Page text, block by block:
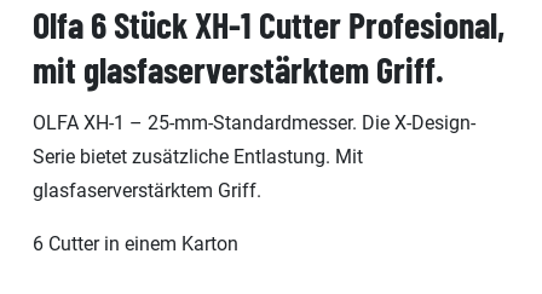
Olfa 6 Stück XH-1 Cutter Profesional,
mit glasfaserverstärktem Griff.
OLFA XH-1 – 25-mm-Standardmesser. Die X-Design-
Serie bietet zusätzliche Entlastung. Mit
glasfaserverstärktem Griff.
6 Cutter in einem Karton